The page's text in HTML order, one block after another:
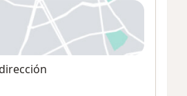
nueva pestaña